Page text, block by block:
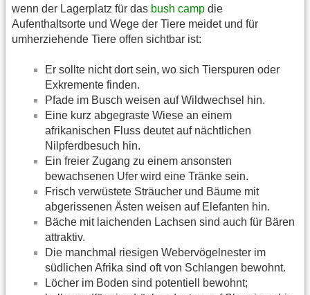
wenn der Lagerplatz für das bush camp die
Aufenthaltsorte und Wege der Tiere meidet und für
umherziehende Tiere offen sichtbar ist:
Er sollte nicht dort sein, wo sich Tierspuren oder
Exkremente finden.
Pfade im Busch weisen auf Wildwechsel hin.
Eine kurz abgegraste Wiese an einem
afrikanischen Fluss deutet auf nächtlichen
Nilpferdbesuch hin.
Ein freier Zugang zu einem ansonsten
bewachsenen Ufer wird eine Tränke sein.
Frisch verwüstete Sträucher und Bäume mit
abgerissenen Ästen weisen auf Elefanten hin.
Bäche mit laichenden Lachsen sind auch für Bären
attraktiv.
Die manchmal riesigen Webervögelnester im
südlichen Afrika sind oft von Schlangen bewohnt.
Löcher im Boden sind potentiell bewohnt;